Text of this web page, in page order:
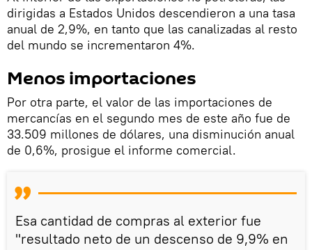
dirigidas a Estados Unidos descendieron a una tasa
anual de 2,9%, en tanto que las canalizadas al resto
del mundo se incrementaron 4%.
Menos importaciones
Por otra parte, el valor de las importaciones de
mercancías en el segundo mes de este año fue de
33.509 millones de dólares, una disminución anual
de 0,6%, prosigue el informe comercial.
Esa cantidad de compras al exterior fue
"resultado neto de un descenso de 9,9% en